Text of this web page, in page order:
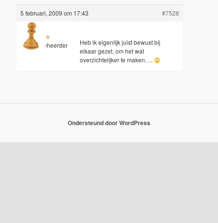
5 februari, 2009 om 17:43 #7528
Jesse
Sleutelbeheerder
Heb ik eigenlijk juist bewust bij
elkaar gezet, om het wat
overzichtelijker te maken….
Ondersteund door WordPress